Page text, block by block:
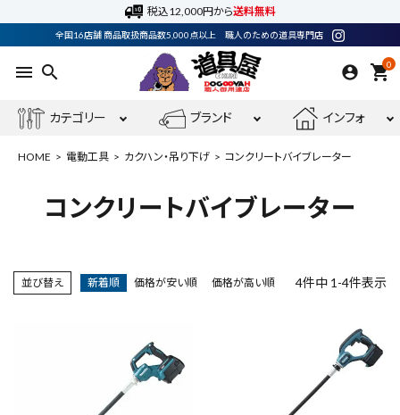
税込12,000円から送料無料
全国16店舗 商品取扱商品数5,000点以上 職人のための道具専門店
menu search 0
shopping_cart
カテゴリー ブランド インフォ
meeting_room ログイン
HOME 電動工具 カクハン・吊り下げ コンクリートバイブレーター
コンクリートバイブレーター
並び替え 新着順 価格が安い順 価格が高い順 4件中 1 -4件表示